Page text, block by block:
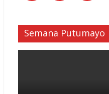
Semana Putumayo